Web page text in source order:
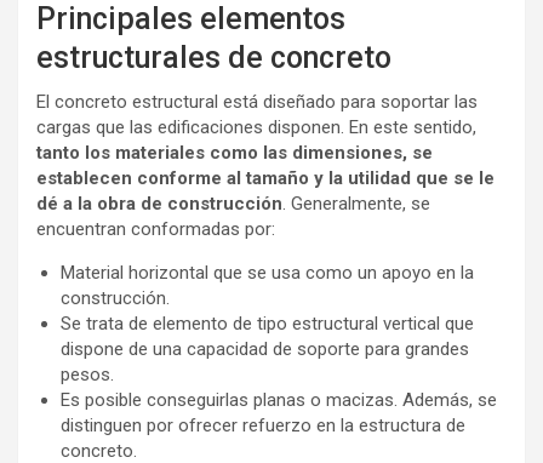
Principales elementos
estructurales de concreto
El concreto estructural está diseñado para soportar las
cargas que las edificaciones disponen. En este sentido,
tanto los materiales como las dimensiones, se
establecen conforme al tamaño y la utilidad que se le
dé a la obra de construcción. Generalmente, se
encuentran conformadas por:
Material horizontal que se usa como un apoyo en la
construcción.
Se trata de elemento de tipo estructural vertical que
dispone de una capacidad de soporte para grandes
pesos.
Es posible conseguirlas planas o macizas. Además, se
distinguen por ofrecer refuerzo en la estructura de
concreto.